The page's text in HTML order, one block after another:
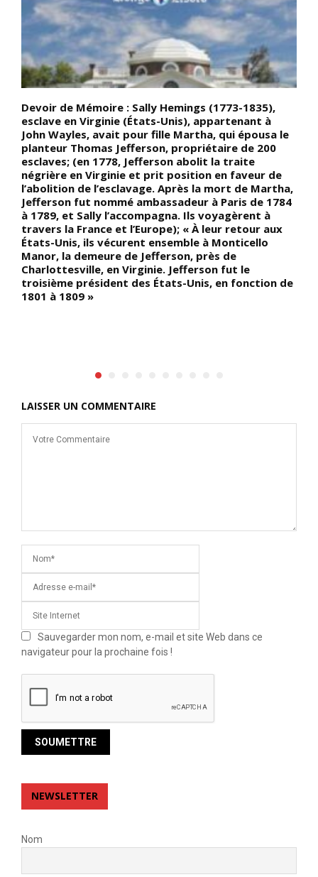
Devoir de Mémoire : Sally Hemings (1773-1835),
esclave en Virginie (États-Unis), appartenant à
John Wayles, avait pour fille Martha, qui épousa le
planteur Thomas Jefferson, propriétaire de 200
esclaves; (en 1778, Jefferson abolit la traite
négrière en Virginie et prit position en faveur de
l’abolition de l’esclavage. Après la mort de Martha,
Jefferson fut nommé ambassadeur à Paris de 1784
à 1789, et Sally l’accompagna. Ils voyagèrent à
travers la France et l’Europe); « À leur retour aux
États-Unis, ils vécurent ensemble à Monticello
Manor, la demeure de Jefferson, près de
Charlottesville, en Virginie. Jefferson fut le
troisième président des États-Unis, en fonction de
1801 à 1809 »
LAISSER UN COMMENTAIRE
Sauvegarder mon nom, e-mail et site Web dans ce
navigateur pour la prochaine fois !
NEWSLETTER
Nom